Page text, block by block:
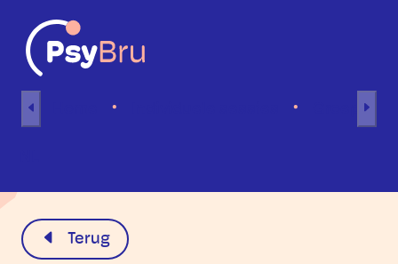
Terug